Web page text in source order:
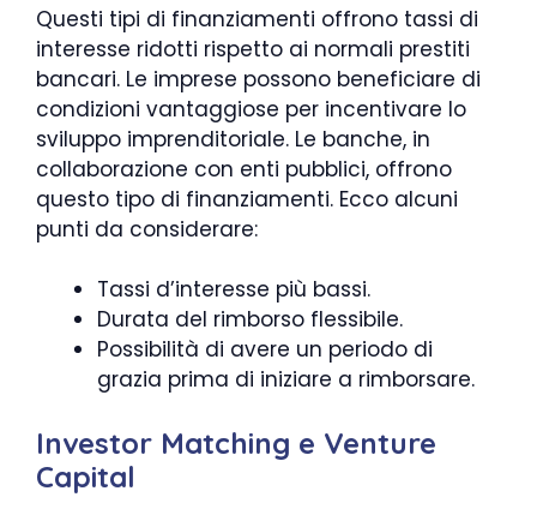
Questi tipi di finanziamenti offrono tassi di
interesse ridotti rispetto ai normali prestiti
bancari. Le imprese possono beneficiare di
condizioni vantaggiose per incentivare lo
sviluppo imprenditoriale. Le banche, in
collaborazione con enti pubblici, offrono
questo tipo di finanziamenti. Ecco alcuni
punti da considerare:
Tassi d’interesse più bassi.
Durata del rimborso flessibile.
Possibilità di avere un periodo di
grazia prima di iniziare a rimborsare.
Investor Matching e Venture
Capital